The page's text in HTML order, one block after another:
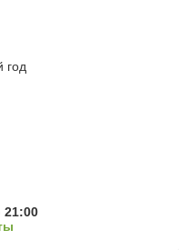
год
21:00